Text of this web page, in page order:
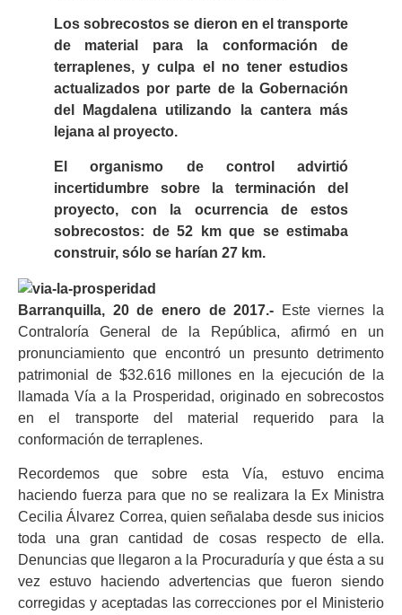
Los sobrecostos se dieron en el transporte
de material para la conformación de
terraplenes, y culpa el no tener estudios
actualizados por parte de la Gobernación
del Magdalena utilizando la cantera más
lejana al proyecto.
El organismo de control advirtió
incertidumbre sobre la terminación del
proyecto, con la ocurrencia de estos
sobrecostos: de 52 km que se estimaba
construir, sólo se harían 27 km.
Barranquilla, 20 de enero de 2017.- Este viernes la
Contraloría General de la República, afirmó en un
pronunciamiento que encontró un presunto detrimento
patrimonial de $32.616 millones en la ejecución de la
llamada Vía a la Prosperidad, originado en sobrecostos
en el transporte del material requerido para la
conformación de terraplenes.
Recordemos que sobre esta Vía, estuvo encima
haciendo fuerza para que no se realizara la Ex Ministra
Cecilia Álvarez Correa, quien señalaba desde sus inicios
toda una gran cantidad de cosas respecto de ella.
Denuncias que llegaron a la Procuraduría y que ésta a su
vez estuvo haciendo advertencias que fueron siendo
corregidas y aceptadas las correcciones por el Ministerio